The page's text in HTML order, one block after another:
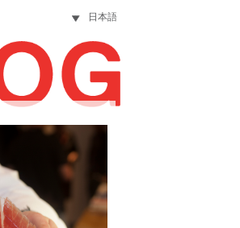
日本語